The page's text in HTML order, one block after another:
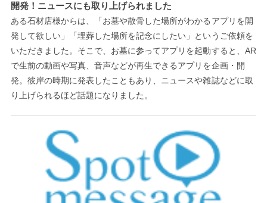
開発！ニュースにも取り上げられました
ある石材店様からは、「お墓や散骨した場所がわかるアプリを開
発して欲しい」「埋葬した場所を記念にしたい」というご依頼を
いただきました。そこで、お墓に参ってアプリを起動すると、AR
で生前の動画や写真、音声などが再生できるアプリを企画・開
発。彼岸の時期に発表したこともあり、ニュースや雑誌などに取
り上げられるほど話題になりました。